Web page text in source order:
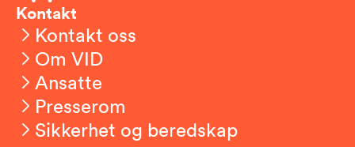
Kontakt
Kontakt oss
Om VID
Ansatte
Presserom
Sikkerhet og beredskap